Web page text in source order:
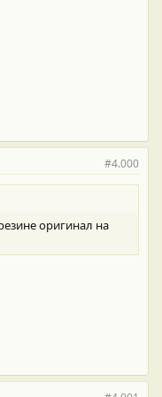
#4.000
оригинал на